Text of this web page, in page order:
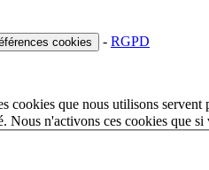
cookies - RGPD
cookies que nous utilisons
n'activons ces cookies que